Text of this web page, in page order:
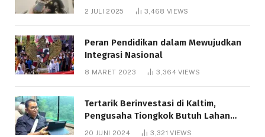
Bantuan Pendidikan Gratispol
2 JULI 2025 3,468 VIEWS
Peran Pendidikan dalam Mewujudkan
Integrasi Nasional
8 MARET 2023 3,364VIEWS
Tertarik Berinvestasi di Kaltim,
Pengusaha Tiongkok Butuh Lahan
1.000 Hektare
20 JUNI 2024 3,321VIEWS